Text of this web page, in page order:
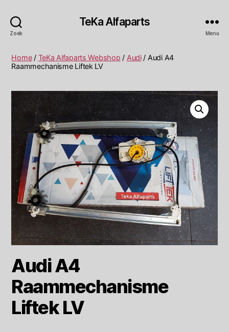
Zoek
TeKa Alfaparts
Menu
Home/ TeKa Alfaparts Webshop / Audi/ Audi A4
Raammechanisme Liftek LV
Audi A4
Raammechanisme
Liftek LV